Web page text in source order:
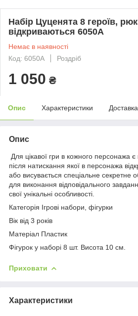
Набір Цуценята 8 героїв,
відкриваються 6050А
Немає в наявності
Код: 6050А
Роздріб
1 050 ₴
Опис Характеристики Доставка
Опис
Для цікавої гри в кожного персонажа є
після натискання якої в персонажа
або висувається спеціальне секретне
для виконання відповідального
свої унікальні особливості.
Категорія Ігрові набори, фігурки
Вік від 3 років
Матеріал Пластик
Фігурок у наборі 8 шт. Висота 10 см.
Приховати
Характеристики